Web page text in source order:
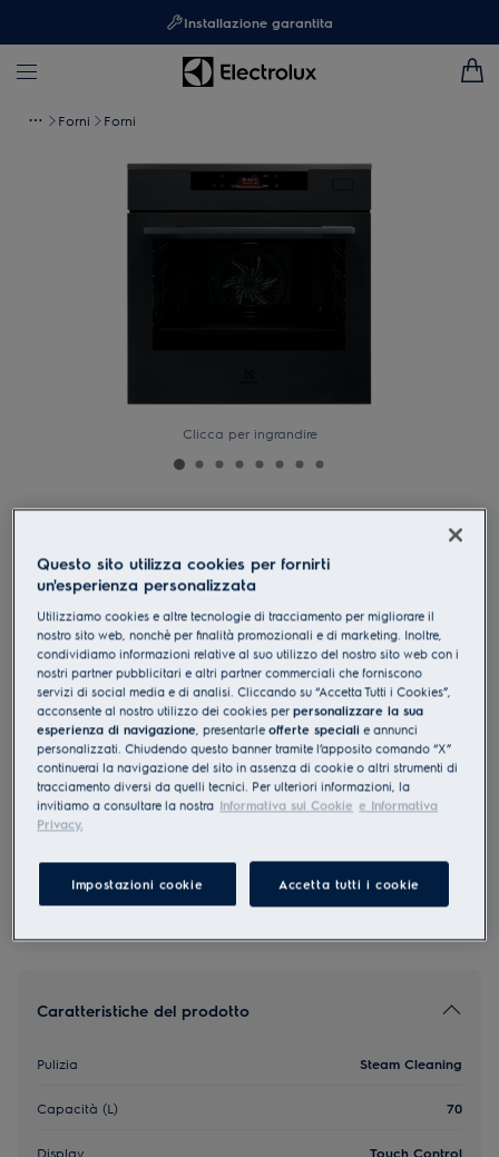
Installazione garantita
Forni Forni
Clicca per ingrandire
Forno A vapore Serie 800
MealAssist con SteamBoost
4.8 (363)
Documentazione tecnica
Vantaggi
Forno MealAssist 800 con SteamPro per cibi più sani e gustosi.
Cibi più teneri, croccanti, saporiti e nutrienti grazie al vapore
Ottieni assistenza guidata alla cottura grazie al display touch EXCite.
Le istruzioni e le avvertenze di sicurezza ai sensi del
manuale d'uso. Per un uso sicuro del prodotto, leggere il
manuale d'uso completo.
Caratteristiche del prodotto
Pulizia Steam Cleaning
Capacità (L) 70
Display Touch Control
Questo sito utilizza cookies per fornirti
un'esperienza personalizzata
Utilizziamo cookies e altre tecnologie di tracciamento per migliorare il
nostro sito web, nonchè per finalità promozionali e di marketing. Inoltre,
condividiamo informazioni relative al suo utilizzo del nostro sito web con i
nostri partner pubblicitari e altri partner commerciali che forniscono
servizi di social media e di analisi. Cliccando su “Accetta Tutti i Cookies”,
acconsente al nostro utilizzo dei cookies perpersonalizzare la sua
esperienza di navigazione , presentarleofferte speciali e annunci
personalizzati. Chiudendo questo banner tramite l’apposito comando “X”
continuerai la navigazione del sito in assenza di cookie o altri strumenti di
tracciamento diversi da quelli tecnici. Per ulteriori informazioni, la
invitiamo a consultare la nostra Informativa sui Cookie e Informativa
Privacy.
Impostazioni cookie Accetta tutti i cookie